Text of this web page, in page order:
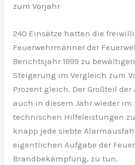
zum Vorjahr
240 Einsätze hatten die
Feuerwehrmänner der
Berichtsjahr 1999 zu
Steigerung im Vergleich zum
Prozent gleich. Der Großteil
auch in diesem Jahr wieder im
technischen Hilfeleistungen
knapp jede siebte
eigentlichen Aufgabe der
Brandbekämpfung, zu tun.